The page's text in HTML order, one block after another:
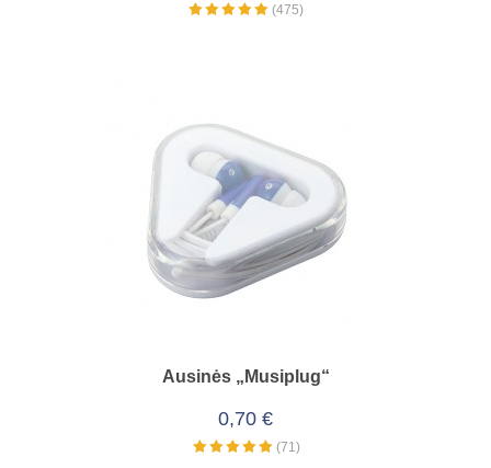
(475)
Ausinės „Musiplug“
0,70 €
(71)